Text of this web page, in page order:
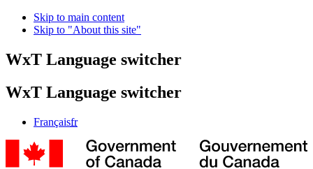
Skip to main content
Skip to "About this site"
WxT Language switcher
WxT Language switcher
Françaisfr